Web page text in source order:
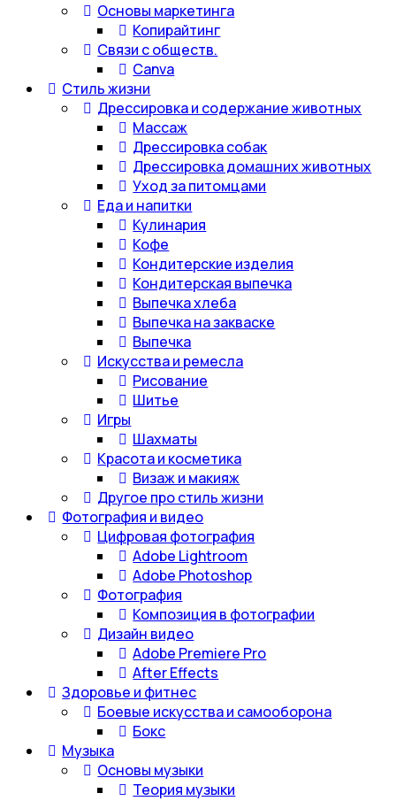
Основы маркетинга
Копирайтинг
Связи с обществ.
Canva
Стиль жизни
Дрессировка и содержание животных
Массаж
Дрессировка собак
Дрессировка домашних животных
Уход за питомцами
Еда и напитки
Кулинария
Кофе
Кондитерские изделия
Кондитерская выпечка
Выпечка хлеба
Выпечка на закваске
Выпечка
Искусства и ремесла
Рисование
Шитье
Игры
Шахматы
Красота и косметика
Визаж и макияж
Другое про стиль жизни
Фотография и видео
Цифровая фотография
Adobe Lightroom
Adobe Photoshop
Фотография
Композиция в фотографии
Дизайн видео
Adobe Premiere Pro
After Effects
Здоровье и фитнес
Боевые искусства и самооборона
Бокс
Музыка
Основы музыки
Теория музыки